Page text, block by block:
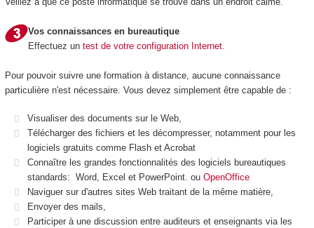
Vos connaissances en bureautique
Effectuez un test de votre configuration Internet.
Pour pouvoir suivre une formation à distance, aucune connaissance
particulière n'est nécessaire. Vous devez simplement être capable de :
Visualiser des documents sur le Web,
Télécharger des fichiers et les décompresser, notamment pour les
logiciels gratuits comme Flash et Acrobat
Connaître les grandes fonctionnalités des logiciels bureautiques
standards: Word, Excel et PowerPoint. ou OpenOffice
Naviguer sur d'autres sites Web traitant de la même matière,
Envoyer des mails,
Participer à une discussion entre auditeurs et enseignants via les